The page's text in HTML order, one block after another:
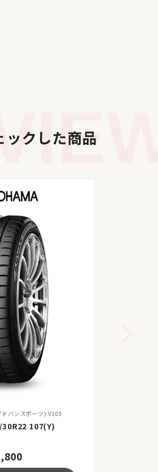
ックした商品
バンスポーツ) V105
107(Y)